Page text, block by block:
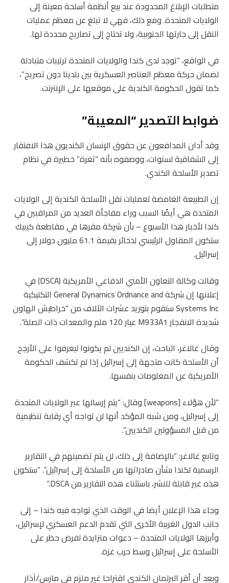
متطلبات الإبلاغ المحدودة عند بيع أنظمة أسلحة معينة إلى
الولايات المتحدة. ومع ذلك، فهي لا تبلغ عن معظم عمليات
النقل إلى جارتها الجنوبية، ولا تحتاج إلى تصاريح محددة لها.
في الواقع، “توجد لدى كندا والولايات المتحدة ترتيبات متبادلة
لضمان حركة معظم العناصر العسكرية بين بلدينا دون تصريح”،
كما تقول الحكومة الكندية على موقعها على الإنترنت.
ضوابط التصدير “المعيبة”
وقد أدان المدافعون عن حقوق الإنسان الكنديون هذا الافتقار
إلى الشفافية لسنوات، ووصفوه بأنه “ثغرة” خطيرة في نظام
تصدير الأسلحة الكندي.
إن الطبيعة الغامضة لعمليات نقل الأسلحة الكندية إلى الولايات
المتحدة هي أيضًا السبب وراء مفاجأة العديد من المراقبين في
كندا لأخبار هذا الأسبوع – بأن شركة مقرها في مقاطعة كيبيك
ستكون المقاول الرئيسي لذخائر بقيمة 61.1 مليون دولار إلى
إسرائيل.
وقالت وكالة التعاون الأمني ​​الدفاعي الأمريكية (DSCA) في
إعلانها إن شركة General Dynamics Ordnance and التكتيكية
Systems Inc ستقوم بتوريد عشرات الآلاف من “خراطيش الهاون
شديدة الانفجار M933A1 عيار 120 ملم والمعدات ذات الصلة”.
وقال غالاغر، الباحث، إن الكنديين لم يكونوا ليعرفوا على الأرجح
أن الأسلحة كانت متجهة إلى إسرائيل إذا لم تكشف الحكومة
الأمريكية عن المعلومات بنفسها.
“لأن هؤلاء [weapons] وقال: “يتم إرسالها عبر الولايات المتحدة
إلى إسرائيل، ومن شبه المؤكد أنها لن تواجه أي رقابة تنظيمية
من قبل المسؤولين الكنديين”.
وتابع غالاغر: “بالإضافة إلى ذلك، لن يتم تضمينهم في التقارير
الرسمية لكندا بشأن صادراتها من الأسلحة إلى إسرائيل”. “ستكون
هذه غير قابلة للنشر، باستثناء هذه التقارير من DSCA.”
وجاء هذا الإعلان أيضا في الوقت الذي تواجه فيه كندا – إلى
جانب الدول الغربية الأخرى التي تقدم الدعم العسكري لإسرائيل،
وأبرزها الولايات المتحدة – دعوات متزايدة لفرض حظر على
الأسلحة على إسرائيل وسط حرب غزة.
وبعد أن أقر البرلمان الكندي اقتراحا غير ملزم في مارس/آذار